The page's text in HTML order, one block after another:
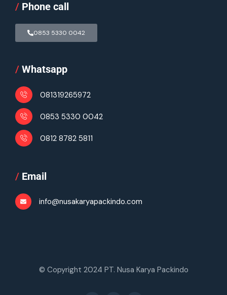
/ Phone call
0853 5330 0042
/ Whatsapp
081319265972
0853 5330 0042
0812 8782 5811
/ Email
info@nusakaryapackindo.com
© Copyright 2024 PT. Nusa Karya Packindo